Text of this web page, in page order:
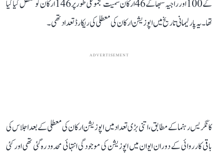
کے 100 اور راجیہ سبھا کے 46 ارکان سمیت مجموعی طور پر 146 ارکان کو معطل کیا گیا
تھا۔ یہ پارلیمانی تاریخ میں اپوزیشن ارکان کی معطلی کی ریکارڈ تعداد تھی۔
ADVERTISEMENT
کانگریس رہنما کے مطابق، اتنی بڑی تعداد میں اپوزیشن ارکان کی معطلی کے بعد اجلاس کی
باقی کارروائی کے دوران ایوان میں اپوزیشن کی موجودگی انتہائی محدود رہ گئی تھی اور کئی